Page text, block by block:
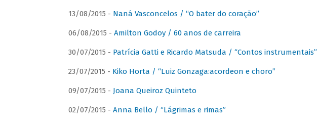
13/08/2015 - Naná Vasconcelos / “O bater do coração”
06/08/2015 - Amilton Godoy / 60 anos de carreira
30/07/2015 - Patrícia Gatti e Ricardo Matsuda / “Contos instrumentais”
23/07/2015 - Kiko Horta / “Luiz Gonzaga:acordeon e choro”
09/07/2015 - Joana Queiroz Quinteto
02/07/2015 - Anna Bello / “Lágrimas e rimas”